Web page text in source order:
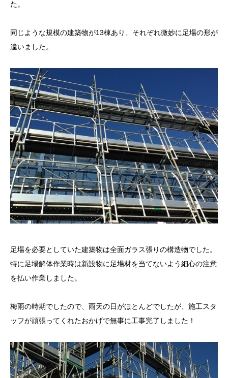
た。
同じような規模の建築物が13棟あり、それぞれ微妙に足場の形が
違いました。
足場を必要としていた建築物は全面ガラス張りの構造物でした。
特に足場解体作業時は新設物に足場材を当てないよう細心の注意
を払い作業しました。
梅雨の時期でしたので、雨天の日がほとんどでしたが、施工スタ
ッフが頑張ってくれたおかげで無事に工事完了しました！